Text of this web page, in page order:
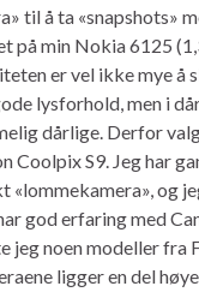
til å ta «snapshots»
på min Nokia 6125
er vel ikke mye å
lysforhold, men i
dårlige. Derfor
Coolpix S9. Jeg har
«lommekamera», og
god erfaring med
jeg noen modeller fra
ligger en del